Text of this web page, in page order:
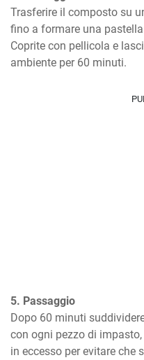
Trasferire il composto su
fino a formare una
Coprite con pellicola e
ambiente per 60 minuti.
5. Passaggio
Dopo 60 minuti
con ogni pezzo di
in eccesso per evitare che